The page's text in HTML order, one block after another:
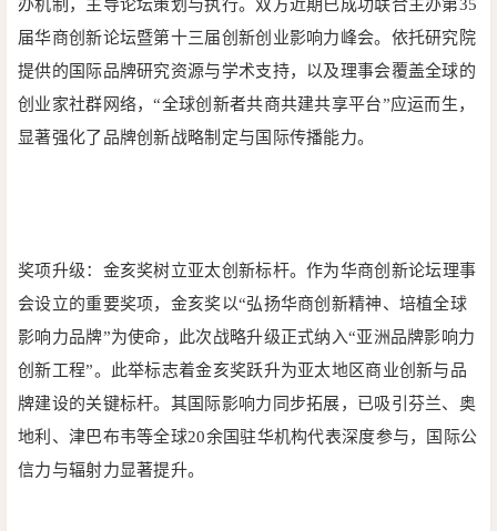
办机制，主导论坛策划与执行。双方近期已成功联合主办第35
届华商创新论坛暨第十三届创新创业影响力峰会。依托研究院
提供的国际品牌研究资源与学术支持，以及理事会覆盖全球的
创业家社群网络，“全球创新者共商共建共享平台”应运而生，
显著强化了品牌创新战略制定与国际传播能力。
奖项升级：金亥奖树立亚太创新标杆。作为华商创新论坛理事
会设立的重要奖项，金亥奖以“弘扬华商创新精神、培植全球
影响力品牌”为使命，此次战略升级正式纳入“亚洲品牌影响力
创新工程”。此举标志着金亥奖跃升为亚太地区商业创新与品
牌建设的关键标杆。其国际影响力同步拓展，已吸引芬兰、奥
地利、津巴布韦等全球20余国驻华机构代表深度参与，国际公
信力与辐射力显著提升。